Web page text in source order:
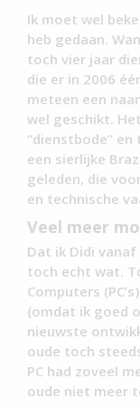
Ik moet wel
heb gedaan.
toch vier jaar
die er in 2006
meteen een
wel geschikt.
“dienstbode”
een sierlijke
geleden, die
en technische
Veel meer
Dat ik Didi
toch echt wat.
Computers
(omdat ik goed
nieuwste
oude toch
PC had zoveel
oude niet meer